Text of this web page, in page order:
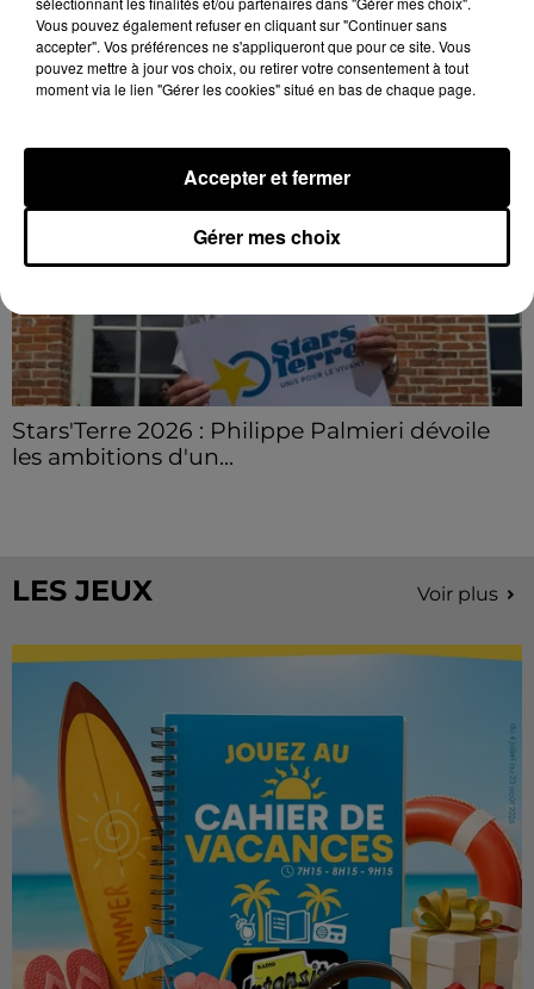
France.
LE GRAND FORMAT Voir plus
Stars'Terre 2026 : Philippe Palmieri dévoile
les ambitions d'un...
LES JEUX Voir plus
Vous pouvez également refuser en cliquant sur "Continuer sans
accepter". Vos préférences ne s'appliqueront que pour ce site. Vous
pouvez mettre à jour vos choix, ou retirer votre consentement à tout
moment via le lien "Gérer les cookies" situé en bas de chaque page.
Gérer mes choix
Accepter et fermer